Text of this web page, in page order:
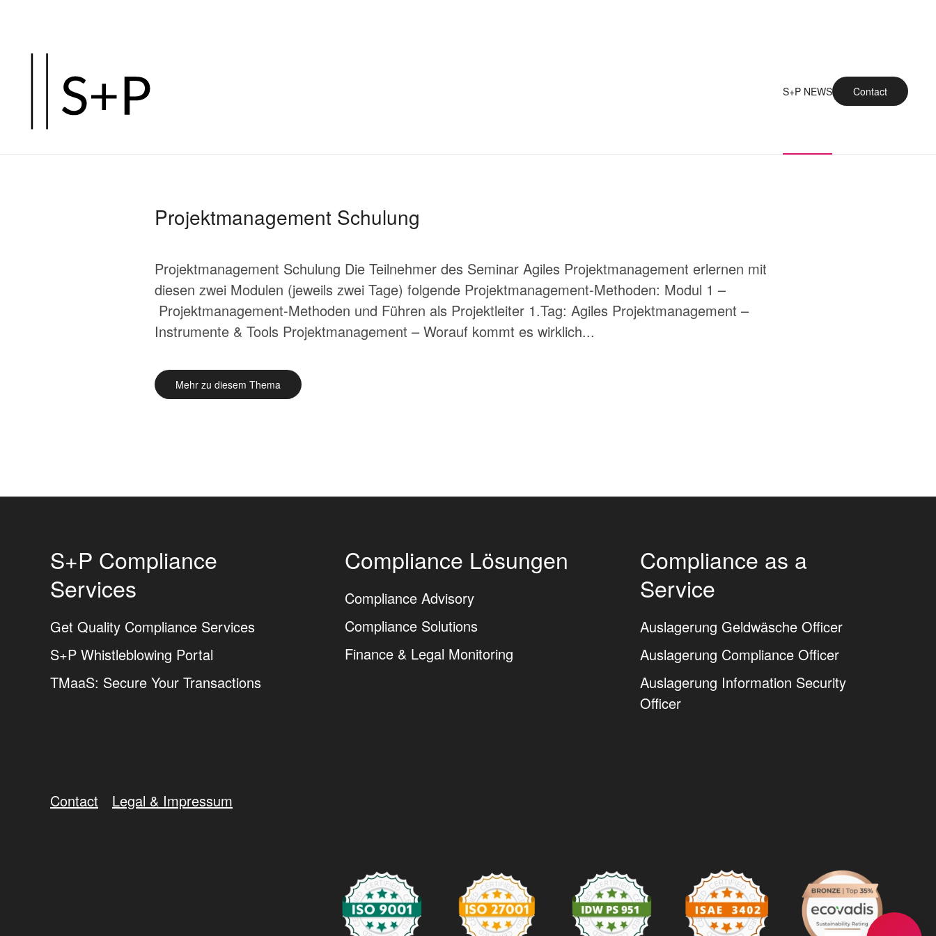
springen
S+P NEWS Contact
Projektmanagement Schulung
Projektmanagement Schulung Die Teilnehmer des Seminar Agiles Projektmanagement erlernen mit
diesen zwei Modulen (jeweils zwei Tage) folgende Projektmanagement-Methoden: Modul 1 –
Projektmanagement-Methoden und Führen als Projektleiter 1.Tag: Agiles Projektmanagement –
Instrumente & Tools Projektmanagement – Worauf kommt es wirklich...
Mehr zu diesem Thema
S+P Compliance
Services
Get Quality Compliance Services
S+P Whistleblowing Portal
TMaaS: Secure Your Transactions
Compliance Lösungen
Compliance Advisory
Compliance Solutions
Finance & Legal Monitoring
Compliance as a
Service
Auslagerung Geldwäsche Officer
Auslagerung Compliance Officer
Auslagerung Information Security
Officer
Contact Legal & Impressum